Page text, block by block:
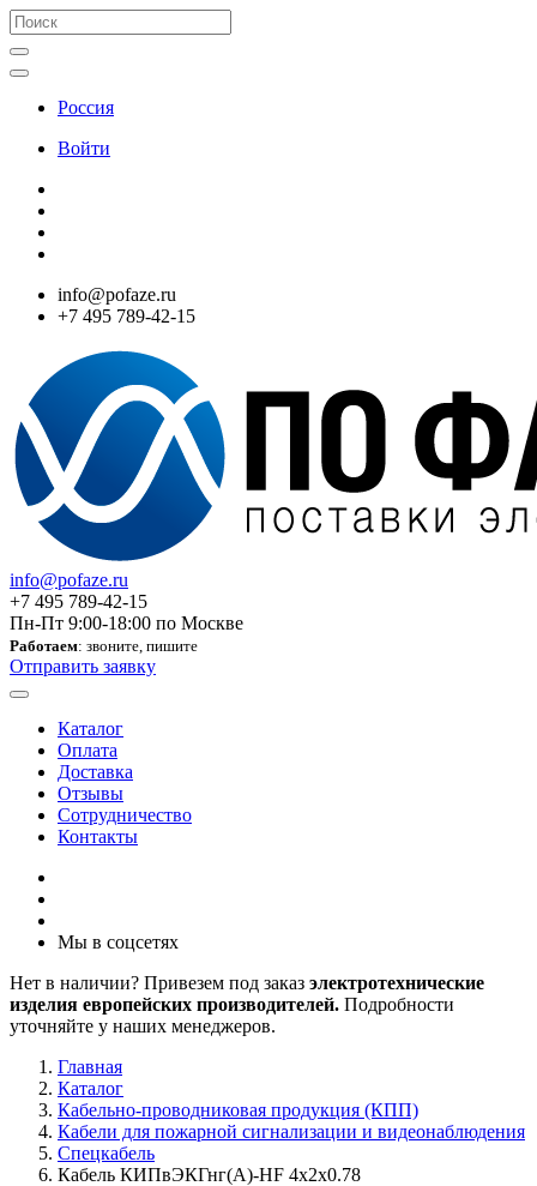
Россия
Войти
info@pofaze.ru
+7 495 789-42-15
info@pofaze.ru
+7 495 789-42-15
Пн-Пт 9:00-18:00 по Москве
Работаем: звоните, пишите
Отправить заявку
Каталог
Оплата
Доставка
Отзывы
Сотрудничество
Контакты
Мы в соцсетях
Нет в наличии? Привезем под заказ электротехнические
изделия европейских производителей. Подробности
уточняйте у наших менеджеров.
Главная
Каталог
Кабельно-проводниковая продукция (КПП)
Кабели для пожарной сигнализации и видеонаблюдения
Спецкабель
Кабель КИПвЭКГнг(А)-HF 4х2х0.78